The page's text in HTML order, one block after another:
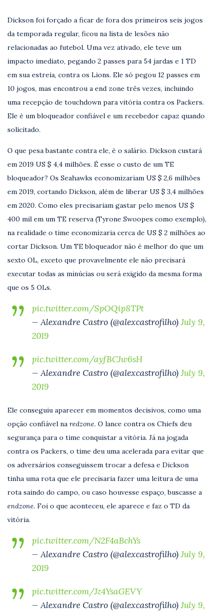
Dickson foi forçado a ficar de fora dos primeiros seis jogos
da temporada regular, ficou na lista de lesões não
relacionadas ao futebol. Uma vez ativado, ele teve um
impacto imediato, pegando 2 passes para 54 jardas e 1 TD
em sua estreia, contra os Lions. Ele só pegou 12 passes em
10 jogos, mas encontrou a end zone três vezes, incluindo
uma recepção de touchdown para vitória contra os Packers.
Ele é um bloqueador confiável e um recebedor capaz quando
solicitado.
O que pesa bastante contra ele, é o salário. Dickson custará
em 2019 US $ 4,4 milhões. É esse o custo de um TE
bloqueador? Os Seahawks economizariam US $ 2,6 milhões
em 2019, cortando Dickson, além de liberar US $ 3,4 milhões
em 2020. Como eles precisariam gastar pelo menos US $
400 mil em um TE reserva (Tyrone Swoopes como exemplo),
na realidade o time economizaria cerca de US $ 2 milhões ao
cortar Dickson. Um TE bloqueador não é melhor do que um
sexto OL, exceto que provavelmente ele não precisará
executar todas as minúcias ou será exigido da mesma forma
que os 5 OLs.
pic.twitter.com/SpOQip8TPt
— Alexandre Castro (@alexcastrofilho)July 9,
2019
pic.twitter.com/ayfBCJw6sH
— Alexandre Castro (@alexcastrofilho)July 9,
2019
Ele conseguiu aparecer em momentos decisivos, como uma
opção confiável na redzone. O lance contra os Chiefs deu
segurança para o time conquistar a vitória. Já na jogada
contra os Packers, o time deu uma acelerada para evitar que
os adversários conseguissem trocar a defesa e Dickson
tinha uma rota que ele precisaria fazer uma leitura de uma
rota saindo do campo, ou caso houvesse espaço, buscasse a
endzone. Foi o que aconteceu, ele aparece e faz o TD da
vitória.
pic.twitter.com/N2F4aBchYs
— Alexandre Castro (@alexcastrofilho)July 9,
2019
pic.twitter.com/Jz4YsaGEVY
— Alexandre Castro (@alexcastrofilho)July 9,